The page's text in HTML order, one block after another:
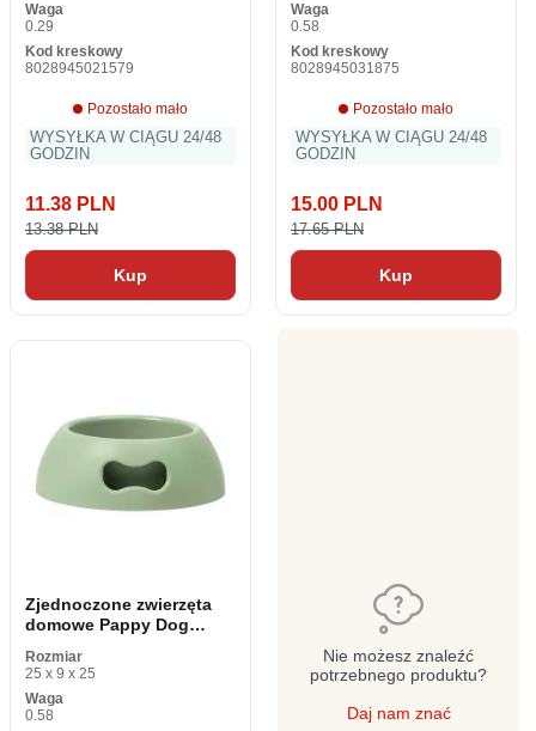
Waga
0.29
Kod kreskowy
8028945021579
Pozostało mało
WYSYŁKA W CIĄGU 24/48
GODZIN
11.38 PLN
13.38 PLN
Kup
cm
Waga
0.58
Kod kreskowy
8028945031875
Pozostało mało
WYSYŁKA W CIĄGU 24/48
GODZIN
15.00 PLN
17.65 PLN
Kup
Zjednoczone zwierzęta
domowe Pappy Dog
polipropylen 24. 5 cm
Rozmiar
25 x 9 x 25
Waga
0.58
Nie możesz znaleźć
potrzebnego produktu?
Daj nam znać